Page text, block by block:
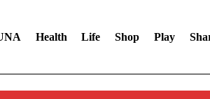
Health Life Shop Play